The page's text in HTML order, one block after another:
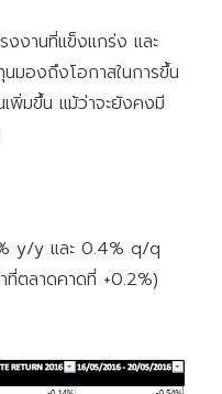
งงานที่แข็งแกร่ง และ
มองถึงโอกาสในการขึ้น
พิ่มขึ้น แม้ว่าจะยังคงมี
y/y และ 0.4% q/q
ที่ตลาดคาดที่ +0.2%)